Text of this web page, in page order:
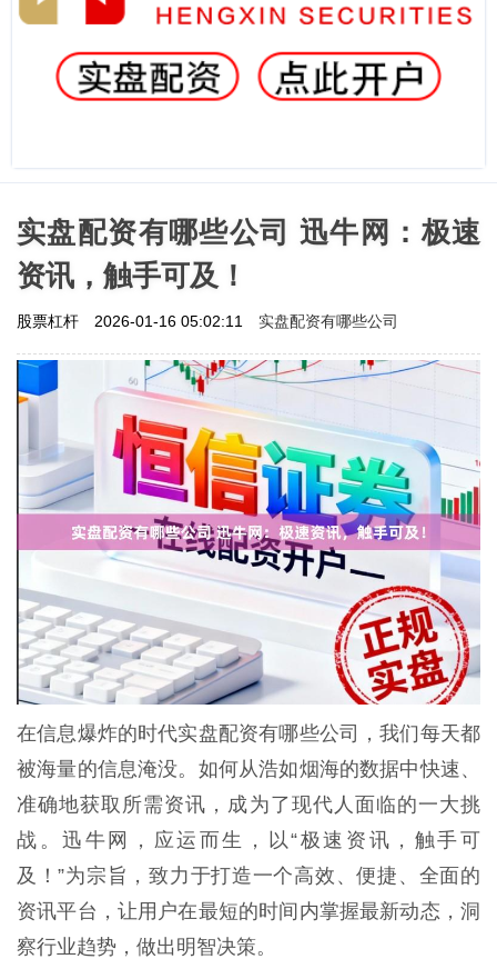
实盘配资有哪些公司 迅牛网：极速
资讯，触手可及！
股票杠杆 2026-01-16 05:02:11 实盘配资有哪些公司
在信息爆炸的时代实盘配资有哪些公司，我们每天都
被海量的信息淹没。如何从浩如烟海的数据中快速、
准确地获取所需资讯，成为了现代人面临的一大挑
战。迅牛网，应运而生，以“极速资讯，触手可
及！”为宗旨，致力于打造一个高效、便捷、全面的
资讯平台，让用户在最短的时间内掌握最新动态，洞
察行业趋势，做出明智决策。